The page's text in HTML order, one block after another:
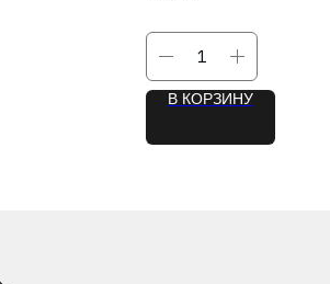
В КОРЗИНУ